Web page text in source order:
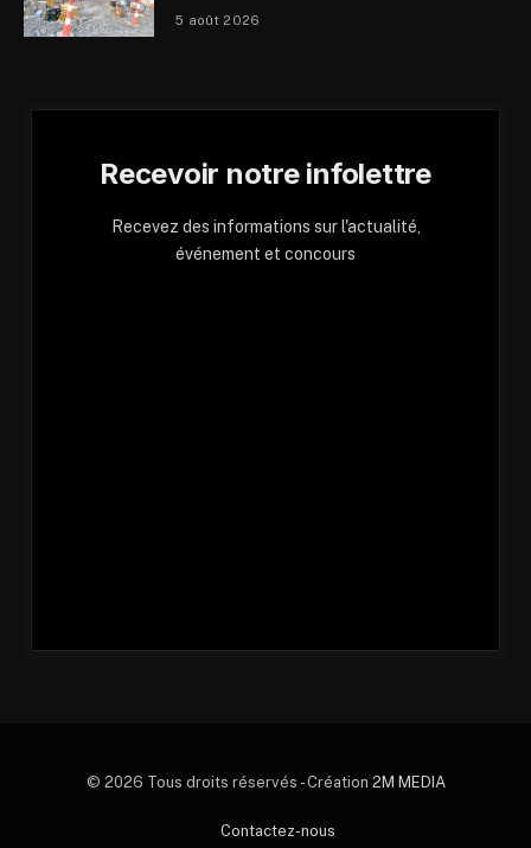
5 août 2026
Recevoir notre infolettre
Recevez des informations sur l'actualité,
événement et concours
© 2026 Tous droits réservés - Création 2M MEDIA
Contactez-nous